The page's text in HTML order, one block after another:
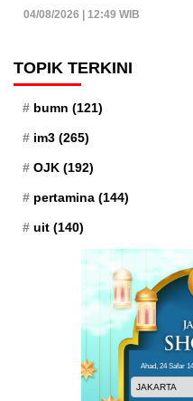
04/08/2026 | 12:49 WIB
TOPIK TERKINI
bumn (121)
im3 (265)
OJK (192)
pertamina (144)
uit (140)
Ahad, 24 Safar